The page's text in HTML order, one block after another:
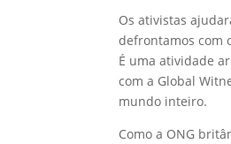
Os ativistas
defrontamos com
É uma atividade
com a Global
mundo inteiro.
Como a ONG